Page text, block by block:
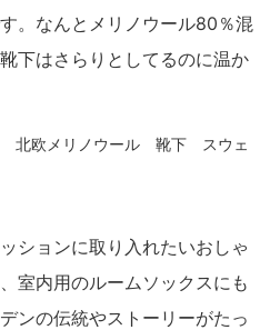
。なんとメリノウール80％混
下はさらりとしてるのに温か
ションに取り入れたいおしゃ
室内用のルームソックスにも
ンの伝統やストーリーがたっ